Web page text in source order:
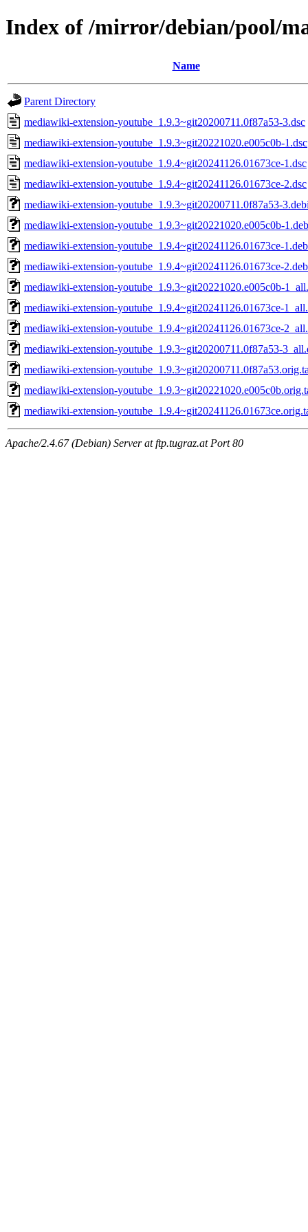
Index of /mirror/debian/pool/
Name
Parent Directory
mediawiki-extension-youtube_1.9.3~git20200711.0f87a53-3.dsc
mediawiki-extension-youtube_1.9.3~git20221020.e005c0b-1.dsc
mediawiki-extension-youtube_1.9.4~git20241126.01673ce-1.dsc
mediawiki-extension-youtube_1.9.4~git20241126.01673ce-2.dsc
mediawiki-extension-youtube_1.9.3~git20200711.0f87a53-
mediawiki-extension-youtube_1.9.3~git20221020.e005c0b-
mediawiki-extension-youtube_1.9.4~git20241126.01673ce-
mediawiki-extension-youtube_1.9.4~git20241126.01673ce-
mediawiki-extension-youtube_1.9.3~git20221020.e005c0b-
mediawiki-extension-youtube_1.9.4~git20241126.01673ce-
mediawiki-extension-youtube_1.9.4~git20241126.01673ce-
mediawiki-extension-youtube_1.9.3~git20200711.0f87a53-
mediawiki-extension-
mediawiki-extension-
mediawiki-extension-
Apache/2.4.67 (Debian) Server at ftp.tugraz.at Port 80